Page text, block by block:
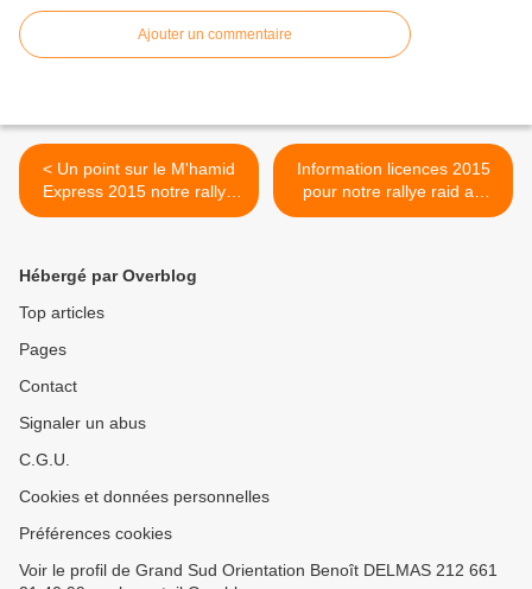
Ajouter un commentaire
< Un point sur le M'hamid
Express 2015 notre rallye
raid au Maroc
Information licences 2015
pour notre rallye raid au
Maroc le M'hamid Express
Hébergé par Overblog
Top articles
Pages
Contact
Signaler un abus
C.G.U.
Cookies et données personnelles
Préférences cookies
Voir le profil de Grand Sud Orientation Benoît DELMAS 212 661